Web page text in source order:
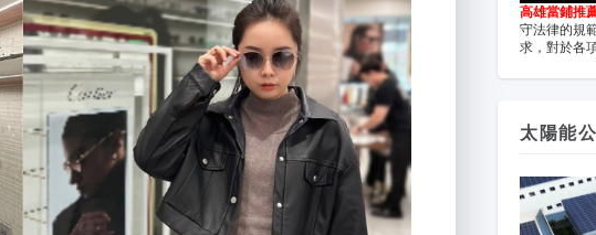
高雄當鋪推
守法律的規
求，對於各
太陽能